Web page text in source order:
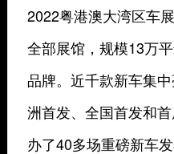
2022粤港澳大湾区车
全部展馆，规模13万
品牌。近千款新车集
洲首发、全国首发和
办了40多场重磅新车发